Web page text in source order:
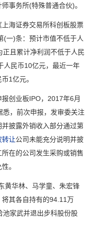
事务所(特殊普通合伙)。
海证券交易所科创板股票
(一)条：预计市值不低于人
正且累计净利润不低于人民
人民币10亿元，最近一年
1亿元。
创业板IPO，2017年6月
，前次申报，发审委关注
披露外销收入部分通过第
转让公司未能充分说明并披
在的公司发生采购或销售
。
华林、马学童、朱宏锋
其各自持有的94.11万
家武并退出步科股份股